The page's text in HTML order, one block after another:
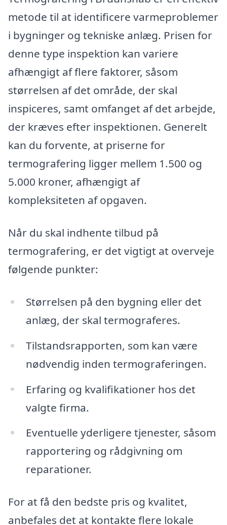
metode til at identificere varmeproblemer
i bygninger og tekniske anlæg. Prisen for
denne type inspektion kan variere
afhængigt af flere faktorer, såsom
størrelsen af det område, der skal
inspiceres, samt omfanget af det arbejde,
der kræves efter inspektionen. Generelt
kan du forvente, at priserne for
termografering ligger mellem 1.500 og
5.000 kroner, afhængigt af
kompleksiteten af opgaven.
Når du skal indhente tilbud på
termografering, er det vigtigt at overveje
følgende punkter:
Størrelsen på den bygning eller det
anlæg, der skal termograferes.
Tilstandsrapporten, som kan være
nødvendig inden termograferingen.
Erfaring og kvalifikationer hos det
valgte firma.
Eventuelle yderligere tjenester, såsom
rapportering og rådgivning om
reparationer.
For at få den bedste pris og kvalitet,
anbefales det at kontakte flere lokale